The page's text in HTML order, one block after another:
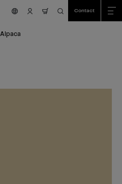
nav.cart.item.count
Contact
Alpaca